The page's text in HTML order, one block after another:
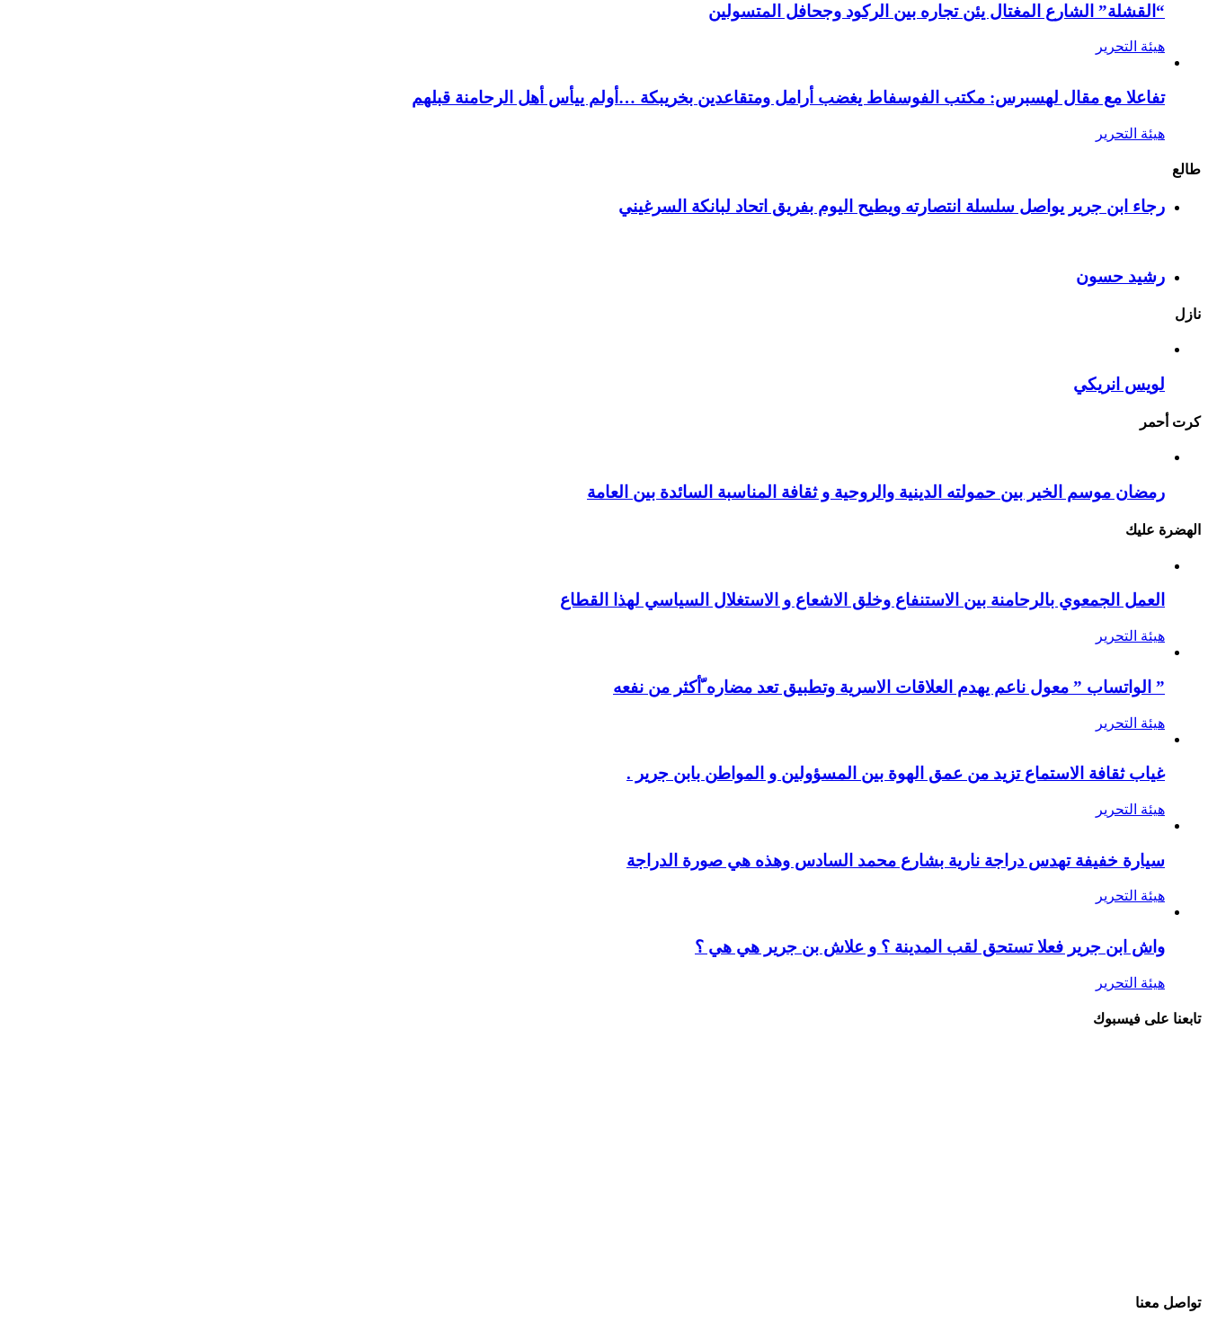
“القشلة” الشارع المغتال يئن تجاره بين الركود وجحافل المتسولين
هيئة التحرير
تفاعلا مع مقال لهسبرس: مكتب الفوسفاط يغضب أرامل ومتقاعدين بخريبكة …أولم ييأس أهل الرحامنة قبلهم
هيئة التحرير
طالع
رجاء ابن جرير يواصل سلسلة انتصارته ويطيح اليوم بفريق اتحاد لبانكة السرغيني
رشيد حسون
نازل
لويس انريكي
كرت أحمر
رمضان موسم الخير بين حمولته الدينية والروحية و ثقافة المناسبة السائدة بين العامة
الهضرة عليك
العمل الجمعوي بالرحامنة بين الاستنفاع وخلق الاشعاع و الاستغلال السياسي لهذا القطاع
هيئة التحرير
” الواتساب ” معول ناعم يهدم العلاقات الاسرية وتطبيق تعد مضاره ّأكثر من نفعه
هيئة التحرير
غياب ثقافة الاستماع تزيد من عمق الهوة بين المسؤولين و المواطن بابن جرير .
هيئة التحرير
سيارة خفيفة تهدس دراجة نارية بشارع محمد السادس وهذه هي صورة الدراجة
هيئة التحرير
واش ابن جرير فعلا تستحق لقب المدينة ؟ و علاش بن جرير هي هي ؟
هيئة التحرير
تابعنا على فيسبوك
تواصل معنا